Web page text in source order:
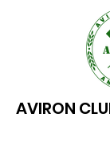
AVIRON